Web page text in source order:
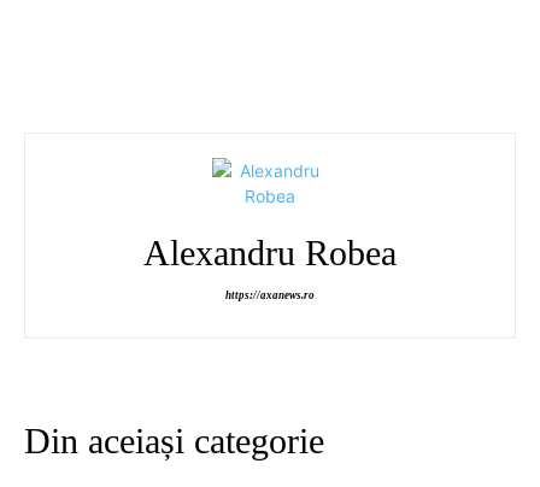
Alexandru Robea
https://axanews.ro
Din aceiași categorie